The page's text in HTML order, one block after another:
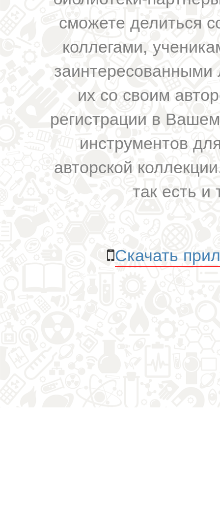
сможете делиться
коллегами,
их со своим
регистрации в
инструментов
авторской
так есть и
Скачать